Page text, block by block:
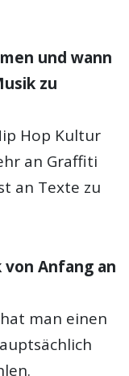
und wann
zu
Hop Kultur
an Graffiti
an Texte zu
Anfang an
man einen